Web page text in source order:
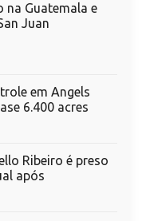
na Guatemala e
Juan
em Angels
6.400 acres
Ribeiro é preso
após